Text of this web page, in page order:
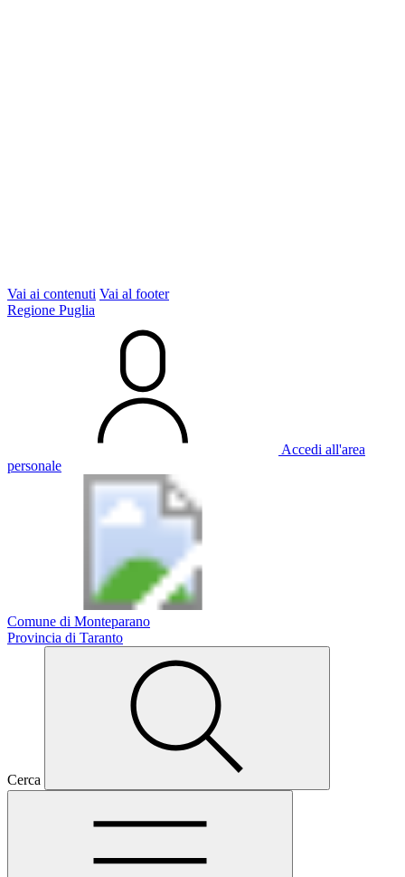
Vai ai contenuti Vai al footer
Regione Puglia
Accedi all'area
personale
Comune di Monteparano
Provincia di Taranto
Cerca